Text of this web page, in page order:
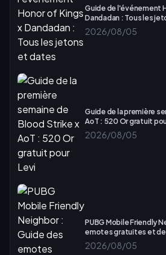
Guide de l'événement
Dandadan : Tous les
2026/08/05
Guide de la première
AoT : 520 Or gratuit
2026/08/05
PUBG Mobile Friendly
emotes gratuites et
2026/08/05